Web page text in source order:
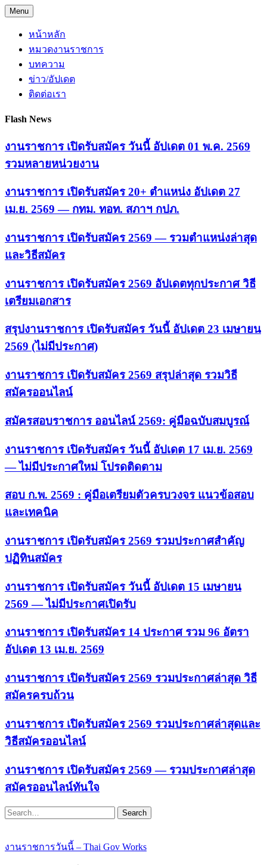
Skip
to
content
Menu
หน้าหลัก
หมวดงานราชการ
บทความ
ข่าว/อัปเดต
ติดต่อเรา
Flash News
งานราชการ เปิดรับสมัคร วันนี้ อัปเดต 01 พ.ค. 2569
รวมหลายหน่วยงาน
งานราชการ เปิดรับสมัคร 20+ ตำแหน่ง อัปเดต 27
เม.ย. 2569 — กทม. ทอท. สภาฯ กปภ.
งานราชการ เปิดรับสมัคร 2569 — รวมตำแหน่งล่าสุด
และวิธีสมัคร
งานราชการ เปิดรับสมัคร 2569 อัปเดตทุกประกาศ วิธี
เตรียมเอกสาร
สรุปงานราชการ เปิดรับสมัคร วันนี้ อัปเดต 23 เมษายน
2569 (ไม่มีประกาศ)
งานราชการ เปิดรับสมัคร 2569 สรุปล่าสุด รวมวิธี
สมัครออนไลน์
สมัครสอบราชการ ออนไลน์ 2569: คู่มือฉบับสมบูรณ์
งานราชการ เปิดรับสมัคร วันนี้ อัปเดต 17 เม.ย. 2569
— ไม่มีประกาศใหม่ โปรดติดตาม
สอบ ก.พ. 2569 : คู่มือเตรียมตัวครบวงจร แนวข้อสอบ
และเทคนิค
งานราชการ เปิดรับสมัคร 2569 รวมประกาศสำคัญ
ปฏิทินสมัคร
งานราชการ เปิดรับสมัคร วันนี้ อัปเดต 15 เมษายน
2569 — ไม่มีประกาศเปิดรับ
งานราชการ เปิดรับสมัคร 14 ประกาศ รวม 96 อัตรา
อัปเดต 13 เม.ย. 2569
งานราชการ เปิดรับสมัคร 2569 รวมประกาศล่าสุด วิธี
สมัครครบถ้วน
งานราชการ เปิดรับสมัคร 2569 รวมประกาศล่าสุดและ
วิธีสมัครออนไลน์
งานราชการ เปิดรับสมัคร 2569 — รวมประกาศล่าสุด
สมัครออนไลน์ทันใจ
Search
งานราชการวันนี้ – Thai Gov Works